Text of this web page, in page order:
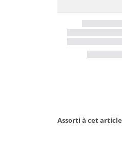
Assorti à cet article